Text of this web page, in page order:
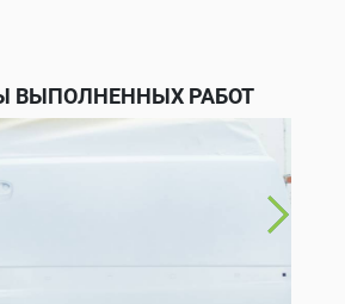
ВЫПОЛНЕННЫХ РАБОТ